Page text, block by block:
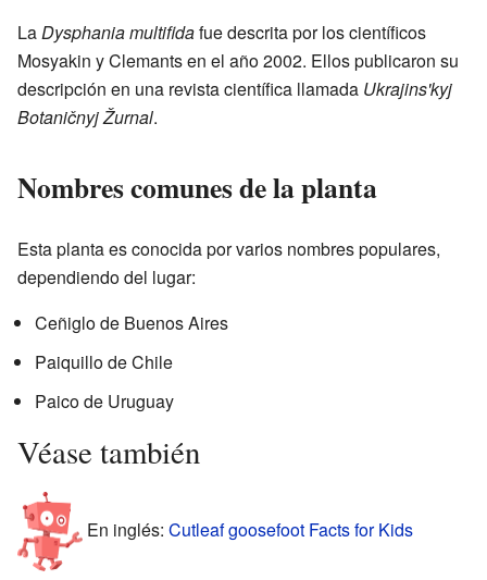
LaDysphania multifidafue descrita por los científicos
Mosyakin y Clemants en el año 2002. Ellos publicaron su
descripción en una revista científica llamada Ukrajins'kyj
Botaničnyj Žurnal.
Nombres comunes de la planta
Esta planta es conocida por varios nombres populares,
dependiendo del lugar:
Ceñiglo de Buenos Aires
Paiquillo de Chile
Paico de Uruguay
Véase también
En inglés: Cutleaf goosefoot Facts for Kids